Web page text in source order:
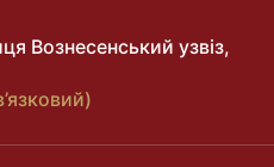
Вознесенський узвіз,